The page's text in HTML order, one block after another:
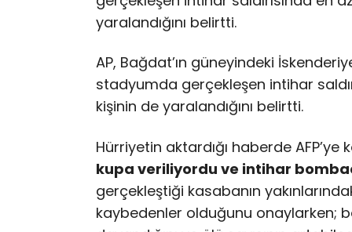
yaralandığını belirtti.
AP, Bağdat’ın güneyindeki
stadyumda gerçekleşen intihar
kişinin de yaralandığını belirtti.
Hürriyetin aktardığı haberde
kupa veriliyordu ve intihar
gerçekleştiği kasabanın
kaybedenler olduğunu onaylarken;